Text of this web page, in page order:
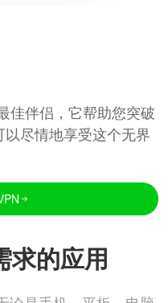
佳伴侣，它帮助您突破
尽情地享受这个无界
求的应用